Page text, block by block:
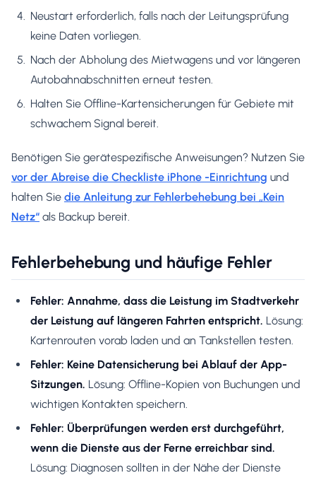
Neustart erforderlich, falls nach der Leitungsprüfung
keine Daten vorliegen.
Nach der Abholung des Mietwagens und vor längeren
Autobahnabschnitten erneut testen.
Halten Sie Offline-Kartensicherungen für Gebiete mit
schwachem Signal bereit.
Benötigen Sie gerätespezifische Anweisungen? Nutzen Sie
vor der Abreise die Checkliste iPhone -Einrichtung und
halten Sie die Anleitung zur Fehlerbehebung bei „Kein
Netz“ als Backup bereit.
Fehlerbehebung und häufige Fehler
Fehler: Annahme, dass die Leistung im Stadtverkehr
der Leistung auf längeren Fahrten entspricht. Lösung:
Kartenrouten vorab laden und an Tankstellen testen.
Fehler: Keine Datensicherung bei Ablauf der App-
Sitzungen. Lösung: Offline-Kopien von Buchungen und
wichtigen Kontakten speichern.
Fehler: Überprüfungen werden erst durchgeführt,
wenn die Dienste aus der Ferne erreichbar sind.
Lösung: Diagnosen sollten in der Nähe der Dienste